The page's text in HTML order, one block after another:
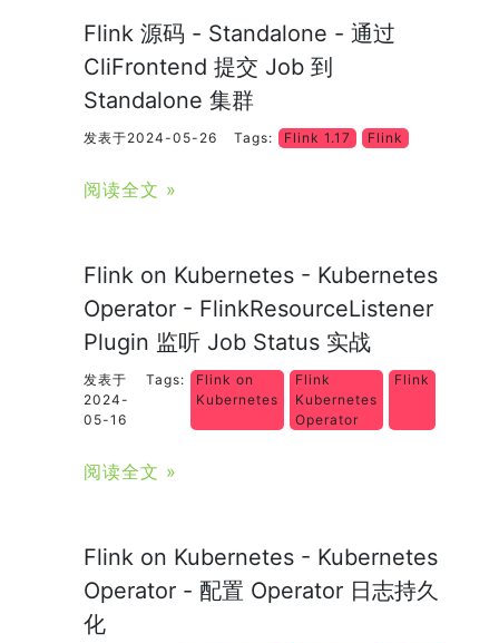
Flink 源码 - Standalone - 通过
CliFrontend 提交 Job 到
Standalone 集群
发表于2024-05-26 Tags: Flink 1.17 Flink
阅读全文 »
Flink on Kubernetes - Kubernetes
Operator - FlinkResourceListener
Plugin 监听 Job Status 实战
发表于
2024-
05-16
Tags:
Flink on
Kubernetes
Flink
Kubernetes
Operator
Flink
阅读全文 »
Flink on Kubernetes - Kubernetes
Operator - 配置 Operator 日志持久
化